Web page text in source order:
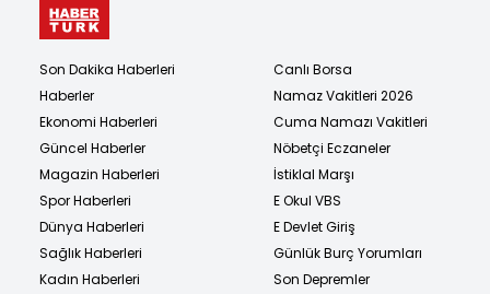
Son Dakika Haberleri
Haberler
Ekonomi Haberleri
Güncel Haberler
Magazin Haberleri
Spor Haberleri
Dünya Haberleri
Sağlık Haberleri
Kadın Haberleri
Canlı Borsa
Namaz Vakitleri 2026
Cuma Namazı Vakitleri
Nöbetçi Eczaneler
İstiklal Marşı
E Okul VBS
E Devlet Giriş
Günlük Burç Yorumları
Son Depremler